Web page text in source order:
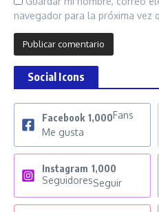
navegador para la próxima vez
Social Icons
Facebook 1,000Fans
Me gusta
Instagram 1,000
SeguidoresSeguir